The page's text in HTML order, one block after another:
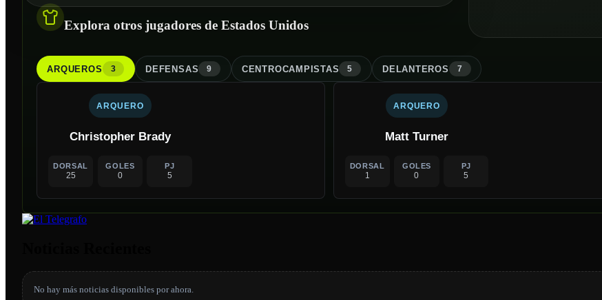
Explora otros jugadores de Estados Unidos
ARQUEROS 3 DEFENSAS 9 CENTROCAMPISTAS 5 DELANTEROS 7
ARQUERO
Christopher Brady
DORSAL
25
GOLES
0
PJ
5
ARQUERO
Matt Turner
DORSAL
1
GOLES
0
PJ
5
No hay más noticias disponibles por ahora.